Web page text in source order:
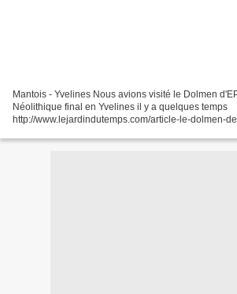
Mantois - Yvelines Nous avions visité le Dolmen
Néolithique final en Yvelines il y a quelques temps
http://www.lejardindutemps.com/article-le-dolmen-